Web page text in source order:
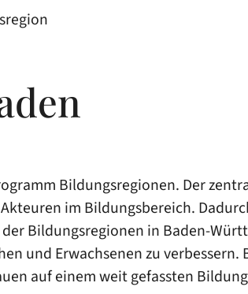
Bildungsregionen. Der
im Bildungsbereich.
Bildungsregionen in Baden-
und Erwachsenen zu
auf einem weit gefassten